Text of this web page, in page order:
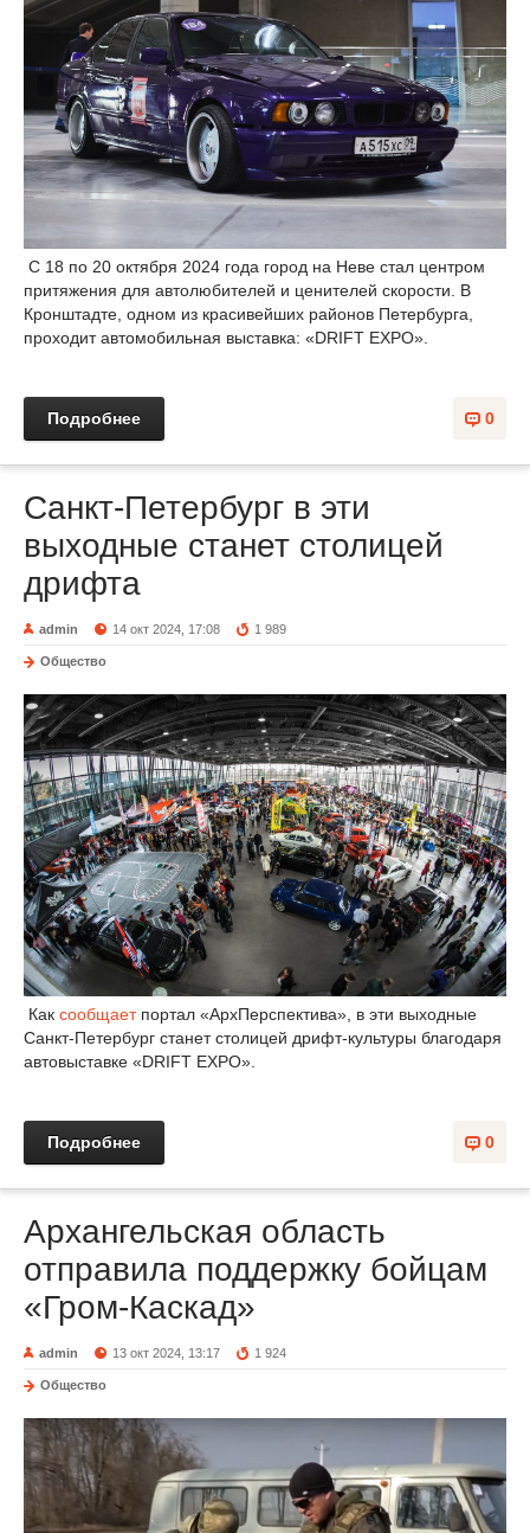
С 18 по 20 октября 2024 года город на Неве стал центром
притяжения для автолюбителей и ценителей скорости. В
Кронштадте, одном из красивейших районов Петербурга,
проходит автомобильная выставка: «DRIFT EXPO».
0
Подробнее
Санкт-Петербург в эти
выходные станет столицей
дрифта
admin 14 окт 2024, 17:08 1 989
Общество
Как сообщаетпортал «АрхПерспектива», в эти выходные
Санкт-Петербург станет столицей дрифт-культуры благодаря
автовыставке «DRIFT EXPO».
0
Подробнее
Архангельская область
отправила поддержку бойцам
«Гром-Каскад»
admin 13 окт 2024, 13:17 1 924
Общество